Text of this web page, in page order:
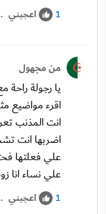
1 اعجبني .
من مجهول
يا رجولة
اقرء مواضيع
انت المذنب
اضربها انت
علي فعلتها
علي نساء انا
1 اعجبني .